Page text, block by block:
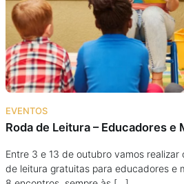
Podcast
Assine
Taba na Escola
EVENTOS
Roda de Leitura – Educadores
Entre 3 e 13 de outubro vamos
de leitura gratuitas para educadores e